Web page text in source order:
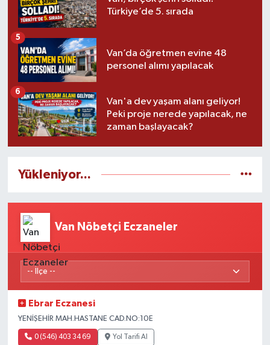
Türkiye’de 5. sırada
Van’da öğretmen evine 48
personel alımı yapılacak
5
Van'a dev yaşam alanı geliyor!
Peki proje nerede yapılacak, ne
zaman başlayacak?
6
Yükleniyor...
Van Nöbetçi Eczaneler
Ebrar Eczanesi
YENİŞEHİR MAH.HASTANE CAD.NO:10E
0 (546) 403 34 69 Yol Tarifi Al